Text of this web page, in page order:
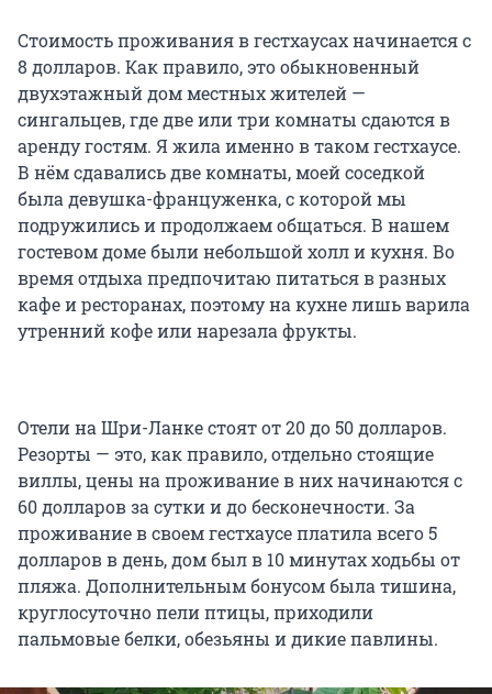
Стоимость проживания в гестхаусах начинается с
8 долларов. Как правило, это обыкновенный
двухэтажный дом местных жителей —
сингальцев, где две или три комнаты сдаются в
аренду гостям. Я жила именно в таком гестхаусе.
В нём сдавались две комнаты, моей соседкой
была девушка-француженка, с которой мы
подружились и продолжаем общаться. В нашем
гостевом доме были небольшой холл и кухня. Во
время отдыха предпочитаю питаться в разных
кафе и ресторанах, поэтому на кухне лишь варила
утренний кофе или нарезала фрукты.
Отели на Шри-Ланке стоят от 20 до 50 долларов.
Резорты — это, как правило, отдельно стоящие
виллы, цены на проживание в них начинаются с
60 долларов за сутки и до бесконечности. За
проживание в своем гестхаусе платила всего 5
долларов в день, дом был в 10 минутах ходьбы от
пляжа. Дополнительным бонусом была тишина,
круглосуточно пели птицы, приходили
пальмовые белки, обезьяны и дикие павлины.